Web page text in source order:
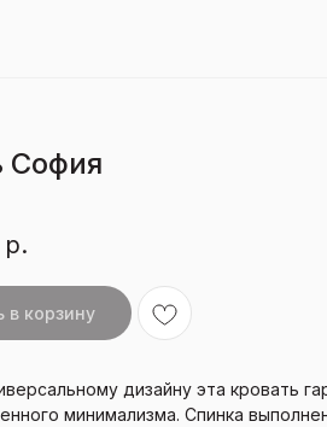
София
р.
в корзину
дизайну эта кровать
минимализма. Спинка